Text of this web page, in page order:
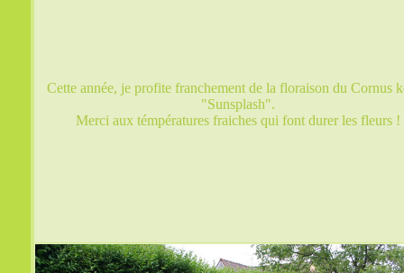
Cette année, je profite franchement de la floraison du Cornus
"Sunsplash".
Merci aux témpératures fraiches qui font durer les fleurs !